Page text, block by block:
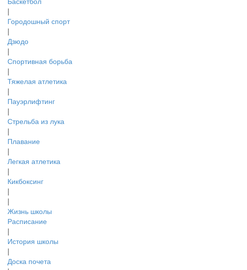
|
Городошный спорт
|
Дзюдо
|
Спортивная борьба
|
Тяжелая атлетика
|
Пауэрлифтинг
|
Стрельба из лука
|
Плавание
|
Легкая атлетика
|
Кикбоксинг
|
|
Жизнь школы
Расписание
|
История школы
|
Доска почета